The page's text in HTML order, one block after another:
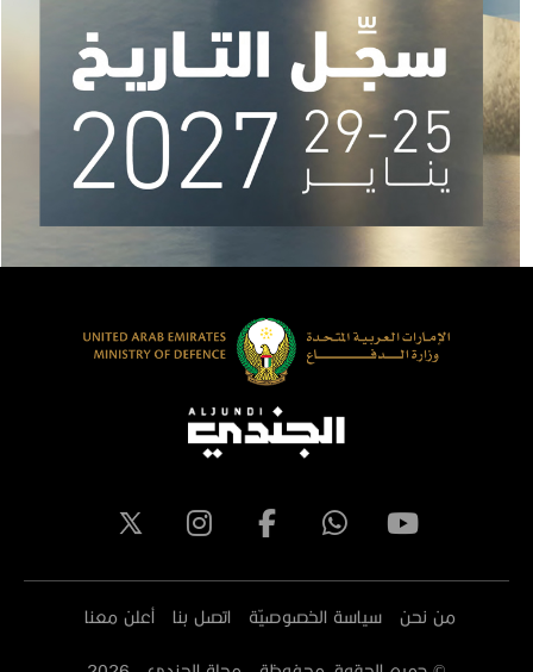
من نحن سياسة الخصوصيّة اتصل بنا أعلن معنا